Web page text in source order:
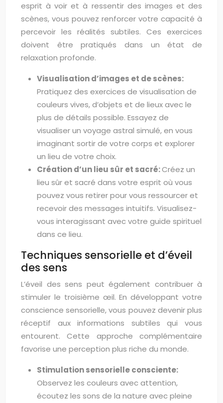
esprit à voir et à ressentir des images et des
scènes, vous pouvez renforcer votre capacité à
percevoir les réalités subtiles. Ces exercices
doivent être pratiqués dans un état de
relaxation profonde.
Visualisation d’images et de scènes:
Pratiquez des exercices de visualisation de
couleurs vives, d’objets et de lieux avec le
plus de détails possible. Essayez de
visualiser un voyage astral simulé, en vous
imaginant sortir de votre corps et explorer
un lieu de votre choix.
Création d’un lieu sûr et sacré:Créez un
lieu sûr et sacré dans votre esprit où vous
pouvez vous retirer pour vous ressourcer et
recevoir des messages intuitifs. Visualisez-
vous interagissant avec votre guide spirituel
dans ce lieu.
Techniques sensorielle et d’éveil
des sens
L’éveil des sens peut également contribuer à
stimuler le troisième œil. En développant votre
conscience sensorielle, vous pouvez devenir plus
réceptif aux informations subtiles qui vous
entourent. Cette approche complémentaire
favorise une perception plus riche du monde.
Stimulation sensorielle consciente:
Observez les couleurs avec attention,
écoutez les sons de la nature avec pleine